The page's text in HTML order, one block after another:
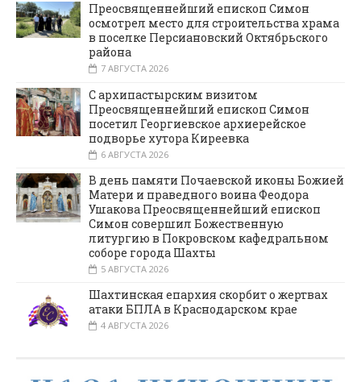
Преосвященнейший епископ Симон
осмотрел место для строительства храма
в поселке Персиановский Октябрьского
района
7 АВГУСТА 2026
С архипастырским визитом
Преосвященнейший епископ Симон
посетил Георгиевское архиерейское
подворье хутора Киреевка
6 АВГУСТА 2026
В день памяти Почаевской иконы Божией
Матери и праведного воина Феодора
Ушакова Преосвященнейший епископ
Симон совершил Божественную
литургию в Покровском кафедральном
соборе города Шахты
5 АВГУСТА 2026
Шахтинская епархия скорбит о жертвах
атаки БПЛА в Краснодарском крае
4 АВГУСТА 2026